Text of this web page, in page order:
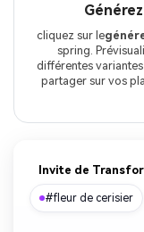
cliquez sur le
spring.
différentes
partager sur vos
Invite de
#fleur de cerisier